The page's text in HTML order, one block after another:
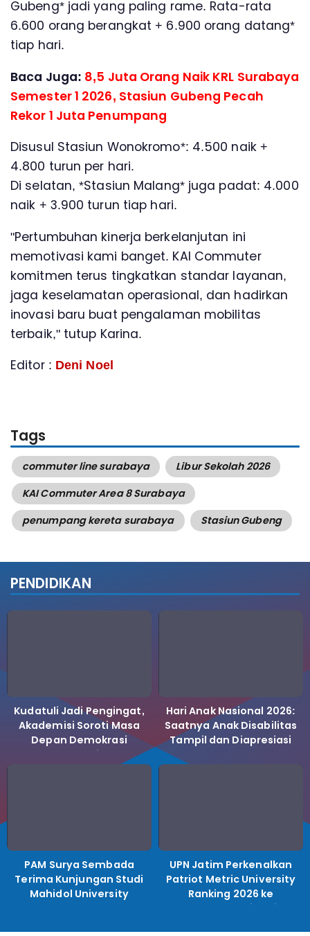
Gubeng* jadi yang paling rame. Rata-rata
6.600 orang berangkat + 6.900 orang datang*
tiap hari.
Baca Juga: 8,5 Juta Orang Naik KRL Surabaya
Semester 1 2026, Stasiun Gubeng Pecah
Rekor 1 Juta Penumpang
Disusul Stasiun Wonokromo*: 4.500 naik +
4.800 turun per hari.
Di selatan, *Stasiun Malang* juga padat: 4.000
naik + 3.900 turun tiap hari.
"Pertumbuhan kinerja berkelanjutan ini
memotivasi kami banget. KAI Commuter
komitmen terus tingkatkan standar layanan,
jaga keselamatan operasional, dan hadirkan
inovasi baru buat pengalaman mobilitas
terbaik," tutup Karina.
Editor : Deni Noel
Tags
commuter line surabaya
Libur Sekolah 2026
KAI Commuter Area 8 Surabaya
penumpang kereta surabaya
Stasiun Gubeng
PENDIDIKAN
Kudatuli Jadi Pengingat,
Akademisi Soroti Masa
Depan Demokrasi
Indonesia
Hari Anak Nasional 2026:
Saatnya Anak Disabilitas
Tampil dan Diapresiasi
PAM Surya Sembada
Terima Kunjungan Studi
Mahidol University
UPN Jatim Perkenalkan
Patriot Metric University
Ranking 2026 ke
Perguruan Tinggi